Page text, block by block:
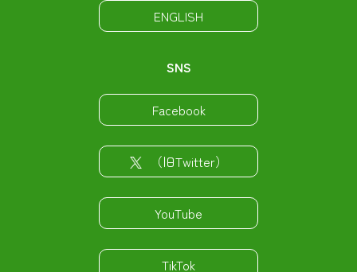
ENGLISH
SNS
Facebook
（旧Twitter）
YouTube
TikTok